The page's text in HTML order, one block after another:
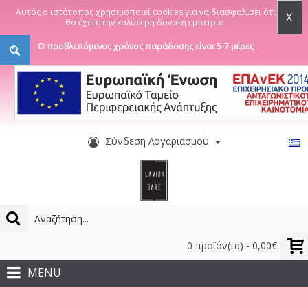
Αυτός ο ιστότοπος χρησιμοποιεί cookies για να διασφαλίσει ότι
θα έχετε την καλύτερη δυνατή εμπειρία.
X
Ο προβλεπόμενος χρόνος παράδοσης είναι 5-7 μέρες
Σύνδεση Λογαριασμού
0 προϊόν(τα) - 0,00€
MENU